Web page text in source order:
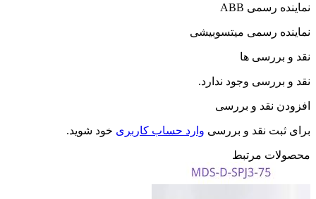
نماینده رسمی ABB
نماینده رسمی میتسوبیشی
نقد و بررسی ها
نقد و بررسی وجود ندارد.
افزودن نقد و بررسی
برای ثبت نقد و بررسی وارد حساب کاربری خود شوید.
محصولات مرتبط